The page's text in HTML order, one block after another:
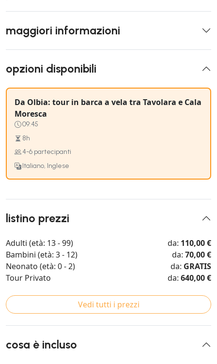
maggiori informazioni
opzioni disponibili
Da Olbia: tour in barca a vela tra Tavolara e Cala
Moresca
09:45
8h
4-6 partecipanti
Italiano, Inglese
listino prezzi
Adulti (età: 13 - 99) da: 110,00 €
Bambini (età: 3 - 12)
da: 70,00 €
Neonato (età: 0 - 2)
da: GRATIS
Tour Privato
da: 640,00 €
Vedi tutti i prezzi
cosa è incluso